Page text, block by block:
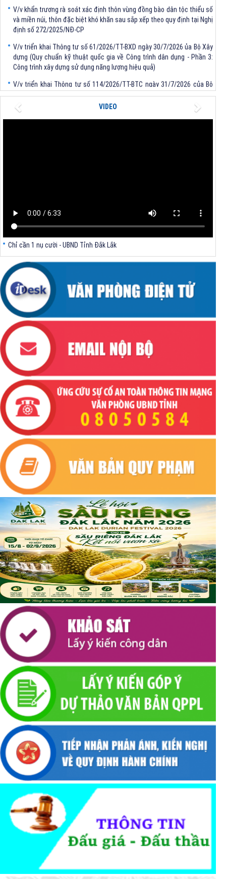
và miền núi, thôn đặc biệt khó khăn sau sắp xếp theo quy định tại Nghị
định số 272/2025/NĐ-CP
dựng (Quy chuẩn kỹ thuật quốc gia về Công trình dân dụng - Phần 3:
Công trình xây dựng sử dụng năng lượng hiệu quả)
trưởng Bộ Tài chính
V/v triển khai Thông tư số 62/2026/TT-BXD ngày 30/7/2026 của Bộ
trưởng Bộ Xây dựng
VIDEO
Previous Next
Chỉ cần 1 nụ cười - UBND Tỉnh Đắk Lắk